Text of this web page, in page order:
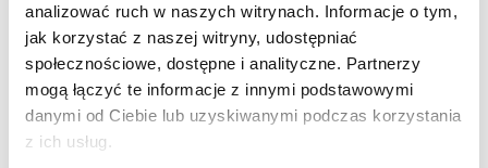
analizować ruch w naszych witrynach. Informacje o tym,
jak korzystać z naszej witryny, udostępniać
społecznościowe, dostępne i analityczne. Partnerzy
mogą łączyć te informacje z innymi podstawowymi
danymi od Ciebie lub uzyskiwanymi podczas korzystania
z ich usług.
Adres e-mail: *
Nazwa firmy: